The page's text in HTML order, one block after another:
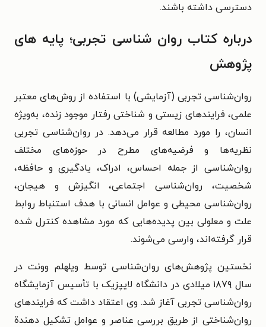
دسترسی داشته باشند.
درباره کتاب روان شناسی تجربی؛ پایه های
پژوهش
روان‌شناسی تجربی (آزمایشی) با استفاده از روش‌های معتبر
علمی، فرایندهای زیستی و شناختی رفتار موجود زنده، به‌ویژه
انسان، را مورد مطالعه قرار می‌دهد. در روان‌شناسی تجربی
نظریه‌ها و فرضیه‌های مطرح در حوزه‌های مختلف
روان‌شناسی از جمله احساس، ادراک، یادگیری و حافظه،
شخصیت، روان‌شناسی اجتماعی، انگیزش و هیجان،
روان‌شناسی محیطی و عوامل انسانی با هدف استنباط روابط
علت و معلولی بین پدیده‌هایی که مورد مشاهده کنترل شده
قرار گرفته‌اند، وارسی می‌شوند.
نخستین پژوهش‌های روان‌شناسی توسط ویلهلم وونت در
سال ۱۸۷۹ میلادی در دانشگاه لایپزیک با تأسیس آزمایشگاه
روان‌شناسی تجربی آغاز شد. وی اعتقاد داشت که فرایندهای
روان‌شناختی از طریق بررسی عناصر و عوامل تشکیل دهندة